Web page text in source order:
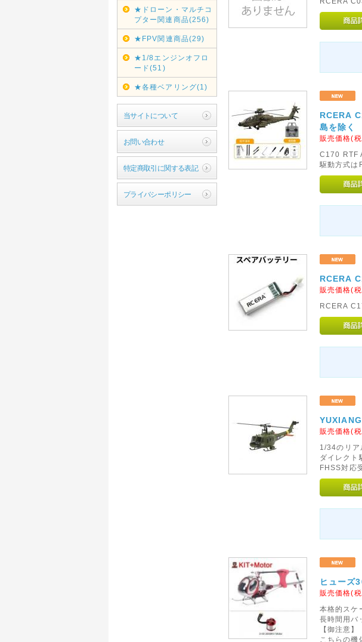
★ドローン・マルチコ
プター関連商品(256)
★FPV関連商品(29)
★1/8エンジンオフロ
ード(51)
★各種ベアリング(1)
当サイトについて
お問い合わせ
特定商取引に関する表記
プライバシーポリシー
RCERA
島を除く
販売価格(
C170 RTF
駆動方式は
RCERA
販売価格(
RCERA
販売価格(
1/34のリ
ダイレクト
FHSS対応
ヒューズ
販売価格(
本格的ス
長時間用バ
【御注意】
こちらの